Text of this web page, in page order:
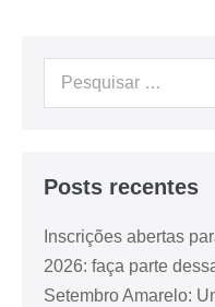
Posts recentes
Inscrições abertas
2026: faça parte
Setembro Amarelo: